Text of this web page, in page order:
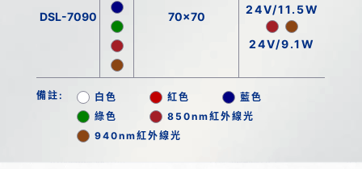
DSL-7090 70x70
24V/11.5W
24V/9.1W
備註: 白色 紅色
藍色
綠色
850nm紅外線光
940nm紅外線光